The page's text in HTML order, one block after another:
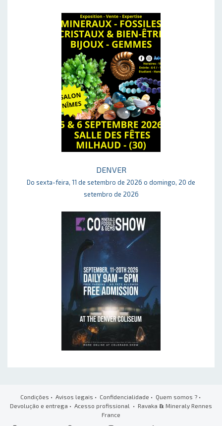
DENVER
Do sexta-feira, 11 de setembro de 2026 o domingo, 20 de
setembro de 2026
Condições • Avisos legais • Confidencialidade • Quem somos ?•
Devolução e entrega • Acesso profissional • Ravaka & Mineraly Rennes
France